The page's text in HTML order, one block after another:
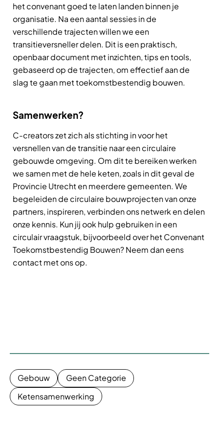
het convenant goed te laten landen binnen je
organisatie. Na een aantal sessies in de
verschillende trajecten willen we een
transitieversneller delen. Dit is een praktisch,
openbaar document met inzichten, tips en tools,
gebaseerd op de trajecten, om effectief aan de
slag te gaan met toekomstbestendig bouwen.
Samenwerken?
C-creators zet zich als stichting in voor het
versnellen van de transitie naar een circulaire
gebouwde omgeving. Om dit te bereiken werken
we samen met de hele keten, zoals in dit geval de
Provincie Utrecht en meerdere gemeenten. We
begeleiden de circulaire bouwprojecten van onze
partners, inspireren, verbinden ons netwerk en delen
onze kennis. Kun jij ook hulp gebruiken in een
circulair vraagstuk, bijvoorbeeld over het Convenant
Toekomstbestendig Bouwen? Neem dan eens
contact met ons op.
Gebouw
Geen Categorie
Ketensamenwerking